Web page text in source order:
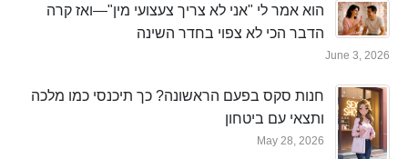
הוא אמר לי "אני לא צריך צעצועי מין"—ואז קרה
הדבר הכי לא צפוי בחדר השינה
June 3, 2026
חנות סקס בפעם הראשונה? כך תיכנסי כמו מלכה
ותצאי עם ביטחון
May 28, 2026